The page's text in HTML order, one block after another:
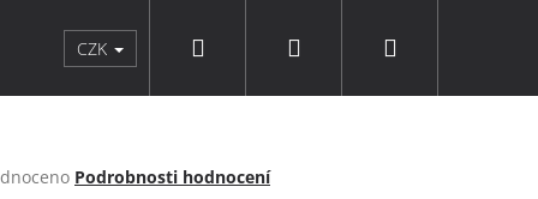
a doplňky Punčochové zboží
CZK Přihlášení
Podrobnosti hodnocení